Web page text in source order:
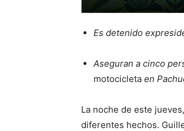
Es detenido
Aseguran a cinco
motocicleta en
La noche de este
diferentes hechos.